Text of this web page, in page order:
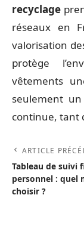
recyclage
réseaux en
valorisation
protège
vêtements
seulement
continue, tant
ARTICLE
Tableau de suivi
personnel : quel
choisir ?